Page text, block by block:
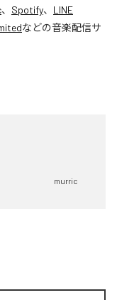
、 Spotify、 LINE
などの音楽配信サ
murric